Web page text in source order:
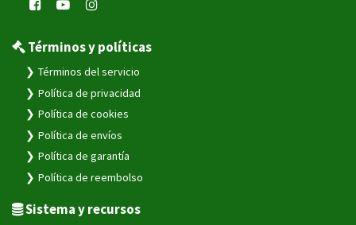
Términos y políticas
Términos del servicio
Política de privacidad
Política de cookies
Política de envíos
Política de garantía
Política de reembolso
Sistema y recursos